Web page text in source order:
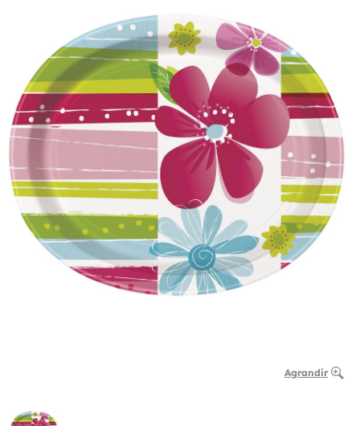
Agrandir